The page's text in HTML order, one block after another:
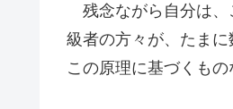
残念ながら自分は、
級者の方々が、たま
この原理に基づくもの